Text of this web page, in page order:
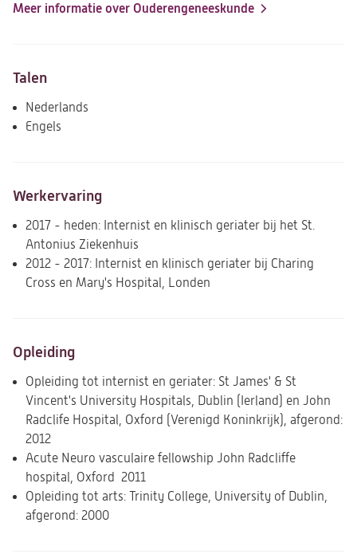
Meer informatie over Ouderengeneeskunde
Talen
Nederlands
Engels
Werkervaring
2017 - heden: Internist en klinisch geriater bij het St.
Antonius Ziekenhuis
2012 - 2017: Internist en klinisch geriater bij Charing
Cross en Mary's Hospital, Londen
Opleiding
Opleiding tot internist en geriater: St James' & St
Vincent's University Hospitals, Dublin (Ierland) en John
Radclife Hospital, Oxford (Verenigd Koninkrijk), afgerond:
2012
Acute Neuro vasculaire fellowship John Radcliffe
hospital, Oxford 2011
Opleiding tot arts: Trinity College, University of Dublin,
afgerond: 2000